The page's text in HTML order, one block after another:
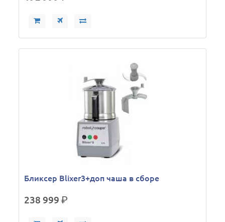
Бликсер Blixer3+доп чаша в сборе
238 999р.